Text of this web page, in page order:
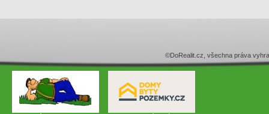
©DoRealit.cz, všechna práva